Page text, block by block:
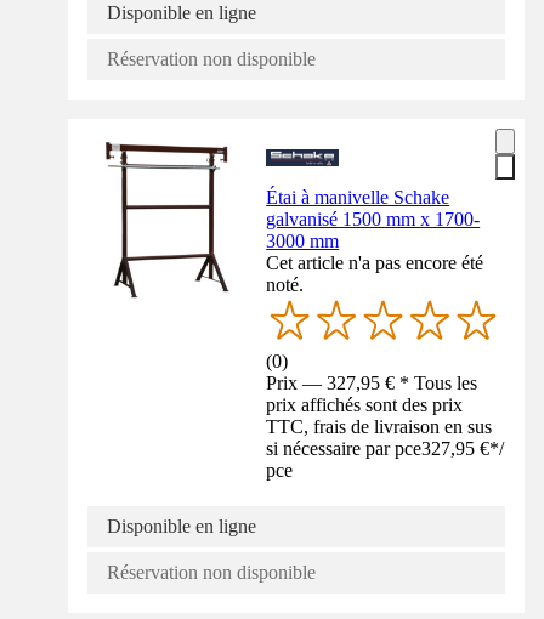
Disponible en ligne
Réservation non disponible
Étai à manivelle Schake
galvanisé 1500 mm x 1700-
3000 mm
Cet article n'a pas encore été
noté.
(0)
Prix — 327,95 € * Tous les
prix affichés sont des prix
TTC, frais de livraison en sus
si nécessaire par pce327,95 €*/
pce
Disponible en ligne
Réservation non disponible